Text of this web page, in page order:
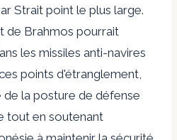
Strait point le plus large.
de Brahmos pourrait
les missiles anti-navires
points d'étranglement,
la posture de défense
tout en soutenant